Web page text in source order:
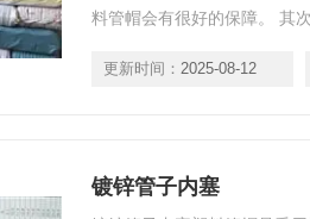
料管帽会有很好的保障。 其
具。就算模具有丝毫的偏差
更新时间： 2025-08-12
镀锌管子内塞